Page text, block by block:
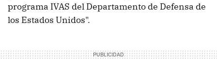
programa IVAS del Departamento de Defensa de
los Estados Unidos".